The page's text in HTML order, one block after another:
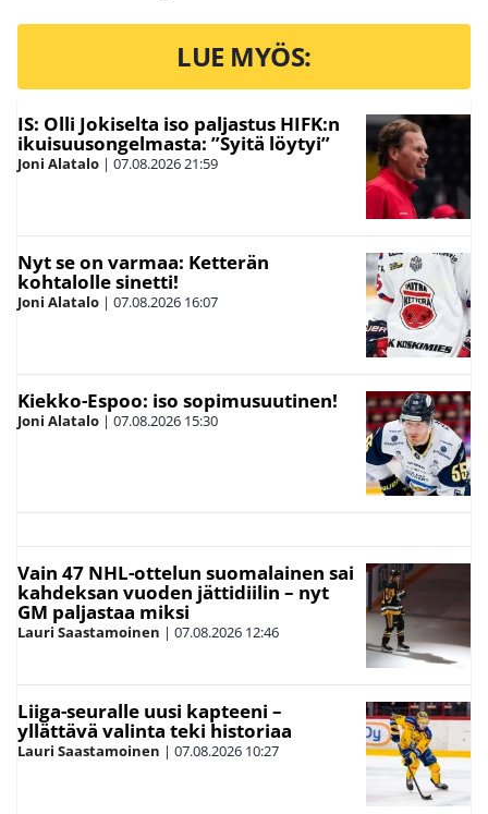
LUE MYÖS:
IS: Olli Jokiselta iso paljastus HIFK:n
ikuisuusongelmasta: ”Syitä löytyi”
Joni Alatalo | 07.08.202621:59
Nyt se on varmaa: Ketterän
kohtalolle sinetti!
Joni Alatalo | 07.08.2026 16:07
Kiekko-Espoo: iso sopimusuutinen!
Joni Alatalo | 07.08.2026 15:30
Vain 47 NHL-ottelun suomalainen sai
kahdeksan vuoden jättidiilin – nyt
GM paljastaa miksi
Lauri Saastamoinen | 07.08.2026 12:46
Liiga-seuralle uusi kapteeni –
yllättävä valinta teki historiaa
Lauri Saastamoinen | 07.08.2026 10:27